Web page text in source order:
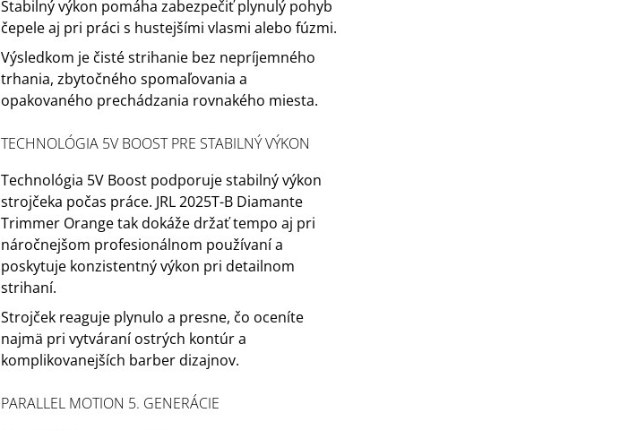
Stabilný výkon pomáha zabezpečiť plynulý pohyb
čepele aj pri práci s hustejšími vlasmi alebo fúzmi.
Výsledkom je čisté strihanie bez nepríjemného
trhania, zbytočného spomaľovania a
opakovaného prechádzania rovnakého miesta.
TECHNOLÓGIA 5V BOOST PRE STABILNÝ VÝKON
Technológia 5V Boost podporuje stabilný výkon
strojčeka počas práce. JRL 2025T-B Diamante
Trimmer Orange tak dokáže držať tempo aj pri
náročnejšom profesionálnom používaní a
poskytuje konzistentný výkon pri detailnom
strihaní.
Strojček reaguje plynulo a presne, čo oceníte
najmä pri vytváraní ostrých kontúr a
komplikovanejších barber dizajnov.
PARALLEL MOTION 5. GENERÁCIE